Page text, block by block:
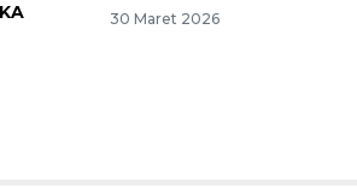
30 Maret 2026